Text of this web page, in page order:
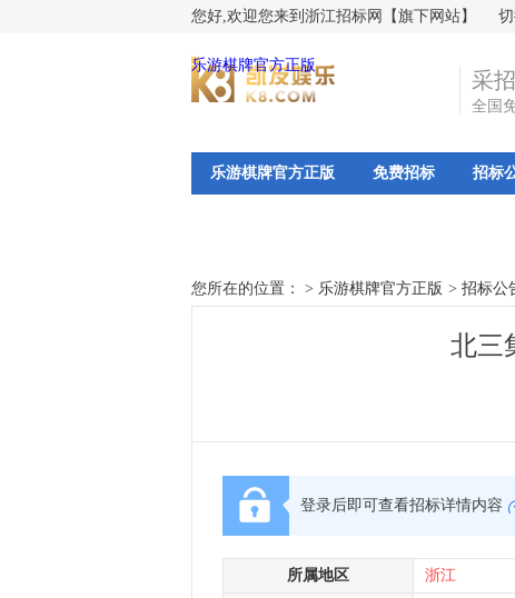
您好,欢迎您来到浙江招标网【旗下网站】
乐游棋牌官方正版
采
全国
乐游棋牌官方正版 免费招标 招标
您所在的位置： > 乐游棋牌官方正版 > 招标公
北三
登录后即可查看招标详情内容
所属地区 浙江